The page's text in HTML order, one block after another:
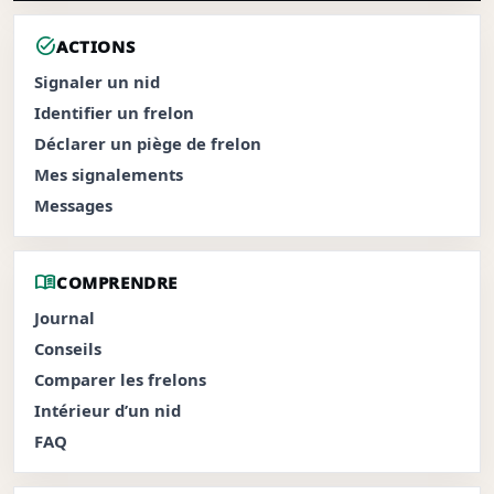
task_altACTIONS
Signaler un nid
Identifier un frelon
Déclarer un piège de frelon
Mes signalements
Messages
menu_bookCOMPRENDRE
Journal
Conseils
Comparer les frelons
Intérieur d’un nid
FAQ